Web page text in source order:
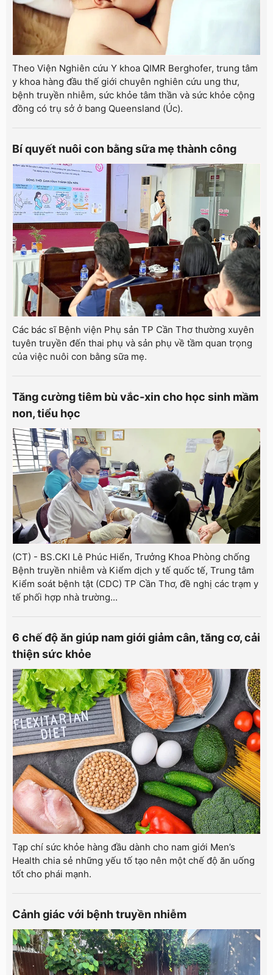
Theo Viện Nghiên cứu Y khoa QIMR Berghofer, trung tâm
y khoa hàng đầu thế giới chuyên nghiên cứu ung thư,
bệnh truyền nhiễm, sức khỏe tâm thần và sức khỏe cộng
đồng có trụ sở ở bang Queensland (Úc).
Bí quyết nuôi con bằng sữa mẹ thành công
Các bác sĩ Bệnh viện Phụ sản TP Cần Thơ thường xuyên
tuyên truyền đến thai phụ và sản phụ về tầm quan trọng
của việc nuôi con bằng sữa mẹ.
Tăng cường tiêm bù vắc-xin cho học sinh mầm
non, tiểu học
(CT) - BS.CKI Lê Phúc Hiển, Trưởng Khoa Phòng chống
Bệnh truyền nhiễm và Kiểm dịch y tế quốc tế, Trung tâm
Kiểm soát bệnh tật (CDC) TP Cần Thơ, đề nghị các trạm y
tế phối hợp nhà trường...
6 chế độ ăn giúp nam giới giảm cân, tăng cơ, cải
thiện sức khỏe
Tạp chí sức khỏe hàng đầu dành cho nam giới Men’s
Health chia sẻ những yếu tố tạo nên một chế độ ăn uống
tốt cho phái mạnh.
Cảnh giác với bệnh truyền nhiễm